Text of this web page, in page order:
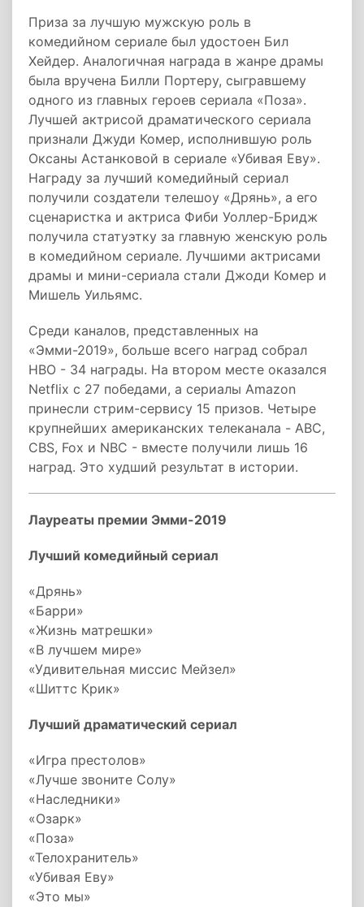
Приза за лучшую мужскую роль в
комедийном сериале был удостоен Бил
Хейдер. Аналогичная награда в жанре драмы
была вручена Билли Портеру, сыгравшему
одного из главных героев сериала «Поза».
Лучшей актрисой драматического сериала
признали Джуди Комер, исполнившую роль
Оксаны Астанковой в сериале «Убивая Еву».
Награду за лучший комедийный сериал
получили создатели телешоу «Дрянь», а его
сценаристка и актриса Фиби Уоллер-Бридж
получила статуэтку за главную женскую роль
в комедийном сериале. Лучшими актрисами
драмы и мини-сериала стали Джоди Комер и
Мишель Уильямс.
Среди каналов, представленных на
«Эмми-2019», больше всего наград собрал
HBO - 34 награды. На втором месте оказался
Netflix с 27 победами, а сериалы Amazon
принесли стрим-сервису 15 призов. Четыре
крупнейших американских телеканала - ABC,
CBS, Fox и NBC - вместе получили лишь 16
наград. Это худший результат в истории.
Лауреаты премии Эмми-2019
Лучший комедийный сериал
«Дрянь»
«Барри»
«Жизнь матрешки»
«В лучшем мире»
«Удивительная миссис Мейзел»
«Шиттс Крик»
Лучший драматический сериал
«Игра престолов»
«Лучше звоните Солу»
«Наследники»
«Озарк»
«Поза»
«Телохранитель»
«Убивая Еву»
«Это мы»